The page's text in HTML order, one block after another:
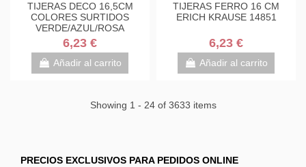
TIJERAS DECO 16,5CM
COLORES SURTIDOS
VERDE/AZUL/ROSA
1561DS-M SCOTH
7000034004
6,23 €
Añadir al carrito
TIJERAS FERRO 16 CM
ERICH KRAUSE 14851
6,23 €
Añadir al carrito
Showing 1 - 24 of 3633 items
PRECIOS EXCLUSIVOS PARA PEDIDOS ONLINE